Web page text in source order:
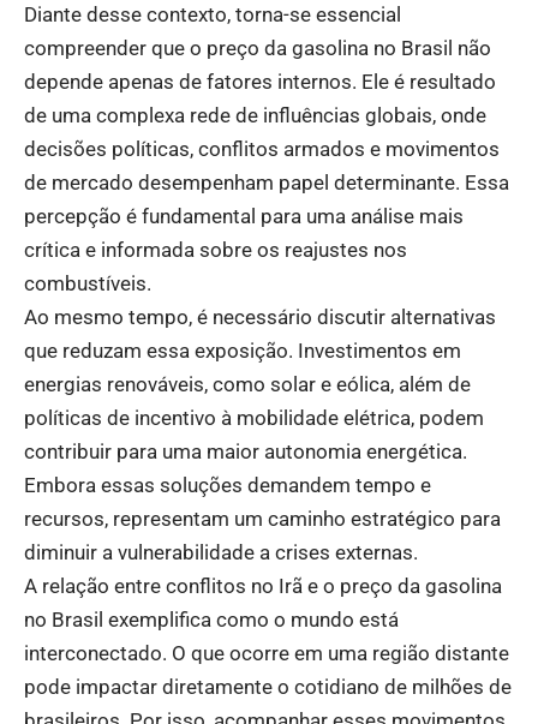
Diante desse contexto, torna-se essencial
compreender que o preço da gasolina no Brasil não
depende apenas de fatores internos. Ele é resultado
de uma complexa rede de influências globais, onde
decisões políticas, conflitos armados e movimentos
de mercado desempenham papel determinante. Essa
percepção é fundamental para uma análise mais
crítica e informada sobre os reajustes nos
combustíveis.
Ao mesmo tempo, é necessário discutir alternativas
que reduzam essa exposição. Investimentos em
energias renováveis, como solar e eólica, além de
políticas de incentivo à mobilidade elétrica, podem
contribuir para uma maior autonomia energética.
Embora essas soluções demandem tempo e
recursos, representam um caminho estratégico para
diminuir a vulnerabilidade a crises externas.
A relação entre conflitos no Irã e o preço da gasolina
no Brasil exemplifica como o mundo está
interconectado. O que ocorre em uma região distante
pode impactar diretamente o cotidiano de milhões de